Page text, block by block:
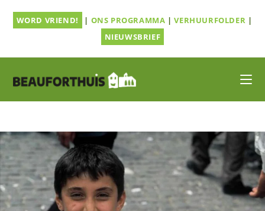
naarWORD VRIEND! | ONS PROGRAMMA |VERHUURFOLDER |
NIEUWSBRIEF